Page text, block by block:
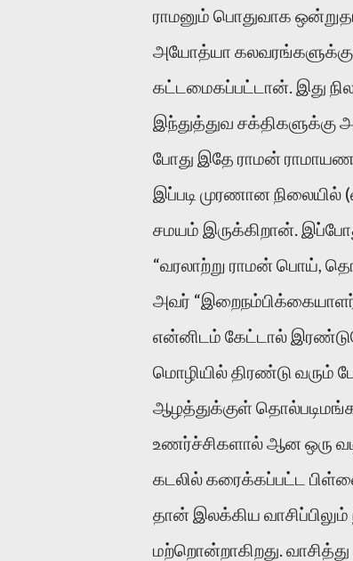
ராமனும் பொதுவாக
அயோத்யா கலவரங்களுக்குப்
கட்டமைகப்பட்டான். இது
இந்துத்துவ சக்திகளுக்கு
போது இதே ராமன்
இப்படி முரணான நிலையில்
சமயம் இருக்கிறான்.
“வரலாற்று ராமன் பொய்,
அவர்
என்னிடம் கேட்டால்
மொழியில் திரண்டு வரும்
ஆழத்துக்குள்
உணர்ச்சிகளால் ஆன ஒரு
கடலில் கரைக்கப்பட்ட
தான் இலக்கிய வாசிப்பிலும்
மற்றொன்றாகிறது.